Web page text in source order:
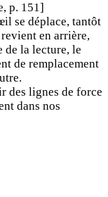
p. 151]
se déplace, tantôt
en arrière,
de la lecture, le
de remplacement
des lignes de force
dans nos